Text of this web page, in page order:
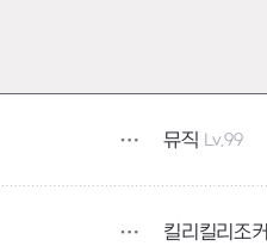
뮤직 Lv.99
킬리킬리조커